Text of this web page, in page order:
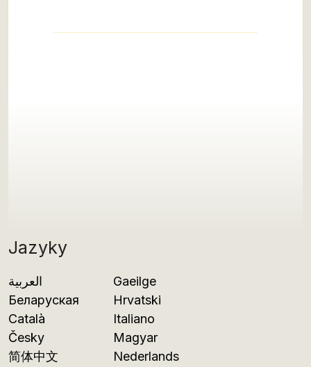
Jazyky
العربية
Беларуская
Català
Česky
简体中文
Gaeilge
Hrvatski
Italiano
Magyar
Nederlands